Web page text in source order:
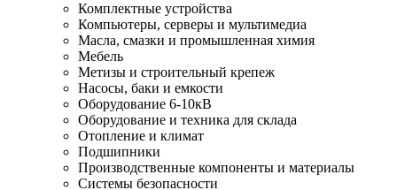
Комплектные устройства
Компьютеры, серверы и мультимедиа
Масла, смазки и промышленная химия
Мебель
Метизы и строительный крепеж
Насосы, баки и емкости
Оборудование 6-10кВ
Оборудование и техника для склада
Отопление и климат
Подшипники
Производственные компоненты и материалы
Системы безопасности